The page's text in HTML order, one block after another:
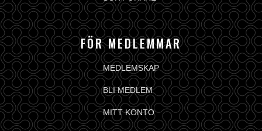
FÖR MEDLEMMAR
MEDLEMSKAP
BLI MEDLEM
MITT KONTO